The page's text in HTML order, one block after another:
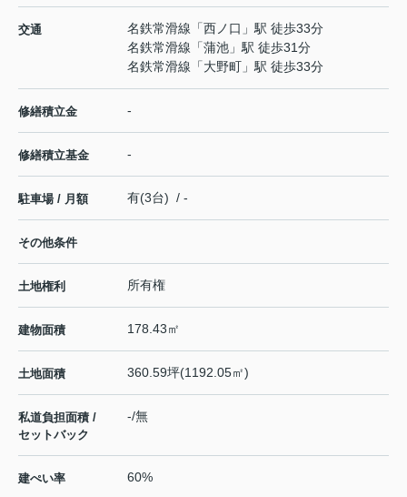
交通 名鉄常滑線 「西ノ口 」駅 徒歩33分
名鉄常滑線 「蒲池 」駅 徒歩31分
名鉄常滑線 「大野町 」駅 徒歩33分
修繕積立金 -
修繕積立基金 -
駐車場 / 月額 有(3台) / -
その他条件
土地権利 所有権
建物面積 178.43㎡
土地面積 360.59坪(1192.05㎡)
私道負担面積 /
セットバック
-/無
建ぺい率 60%